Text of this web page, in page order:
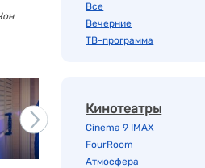
Все
Вечерние
ТВ-программа
Кинотеатры
Cinema 9 IMAX
FourRoom
Атмосфера